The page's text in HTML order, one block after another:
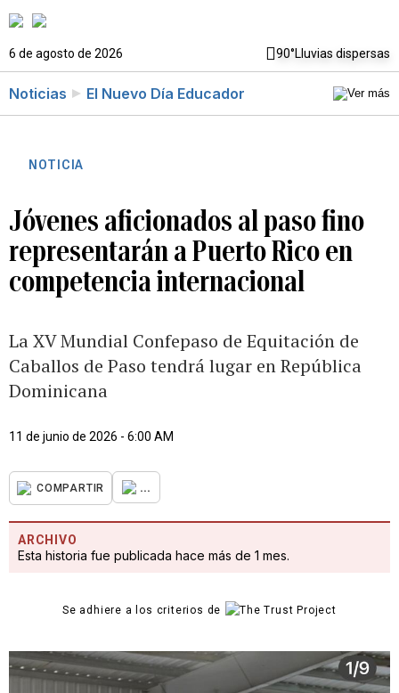
6 de agosto de 2026 90°Lluvias dispersas
Noticias El Nuevo Día Educador
NOTICIA
Jóvenes aficionados al paso fino
representarán a Puerto Rico en
competencia internacional
La XV Mundial Confepaso de Equitación de
Caballos de Paso tendrá lugar en República
Dominicana
11 de junio de 2026 - 6:00 AM
COMPARTIR ...
ARCHIVO
Esta historia fue publicada hace más de 1 mes.
Se adhiere a los criterios de